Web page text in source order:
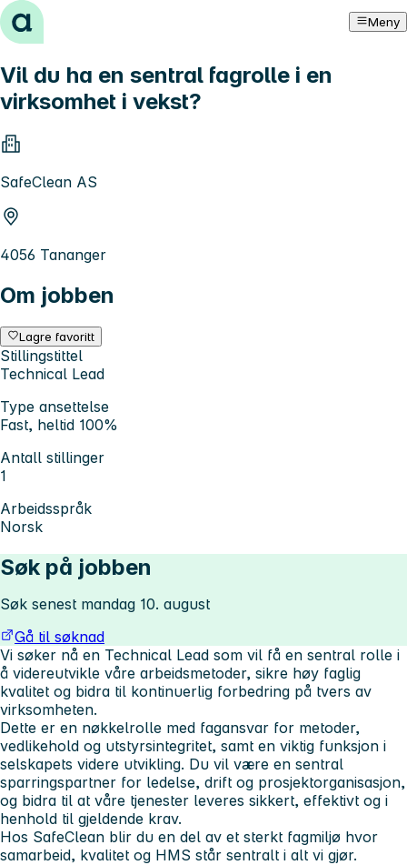
Hopp til innhold Meny
Vil du ha en sentral fagrolle i en
virksomhet i vekst?
SafeClean AS
4056 Tananger
Om jobben
Lagre favoritt
Stillingstittel
Technical Lead
Type ansettelse
Fast, heltid 100%
Antall stillinger
1
Arbeidsspråk
Norsk
Søk på jobben
Søk senest mandag 10. august
Gå til søknad
Vi søker nå en Technical Lead som vil få en sentral rolle i
å videreutvikle våre arbeidsmetoder, sikre høy faglig
kvalitet og bidra til kontinuerlig forbedring på tvers av
virksomheten.
Dette er en nøkkelrolle med fagansvar for metoder,
vedlikehold og utstyrsintegritet, samt en viktig funksjon i
selskapets videre utvikling. Du vil være en sentral
sparringspartner for ledelse, drift og prosjektorganisasjon,
og bidra til at våre tjenester leveres sikkert, effektivt og i
henhold til gjeldende krav.
Hos SafeClean blir du en del av et sterkt fagmiljø hvor
samarbeid, kvalitet og HMS står sentralt i alt vi gjør.